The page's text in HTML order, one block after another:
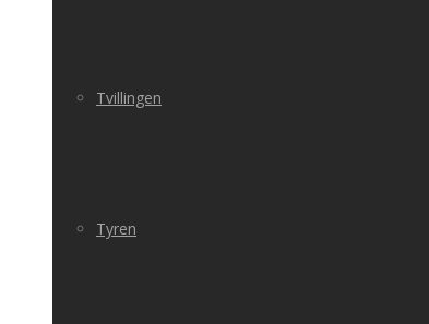
Tvillingen
Tyren